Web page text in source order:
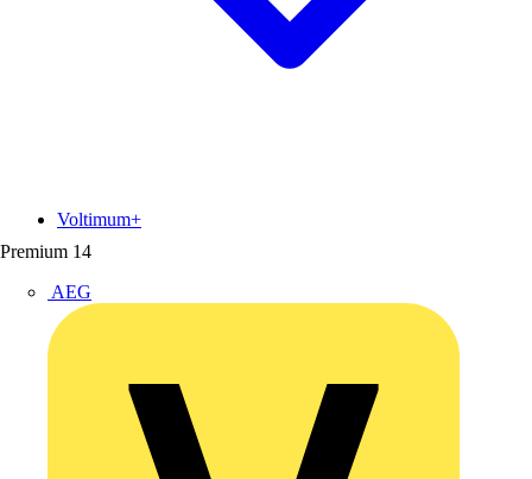
Premium 14
AEG
Voltimum+